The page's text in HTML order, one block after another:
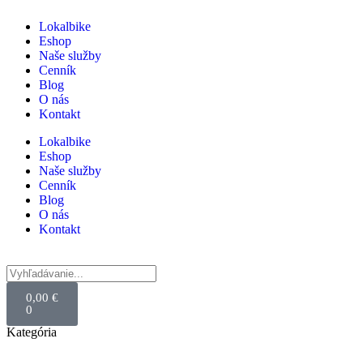
Lokalbike
Eshop
Naše služby
Cenník
Blog
O nás
Kontakt
Lokalbike
Eshop
Naše služby
Cenník
Blog
O nás
Kontakt
0,00 €
0
Kategória